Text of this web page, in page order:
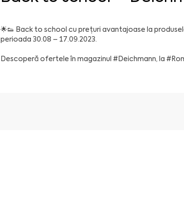
🌟👟 Back to school cu prețuri avantajoase la
perioada 30.08 – 17.09.2023.
Descoperă ofertele în magazinul #Deichmann, la